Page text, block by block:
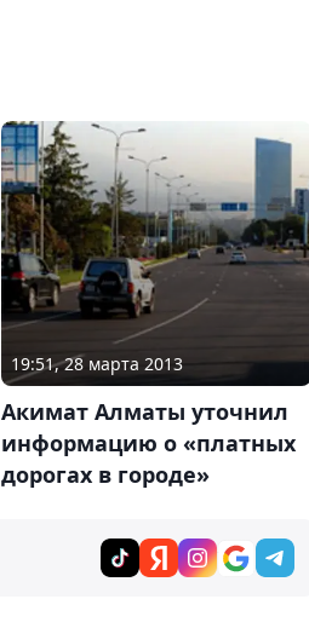
19:51, 28 марта 2013
Акимат Алматы уточнил
информацию о «платных
дорогах в городе»